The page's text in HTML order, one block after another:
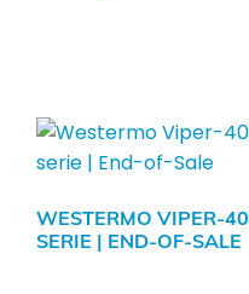
WESTERMO VIPER-
SERIE | END-OF-SALE